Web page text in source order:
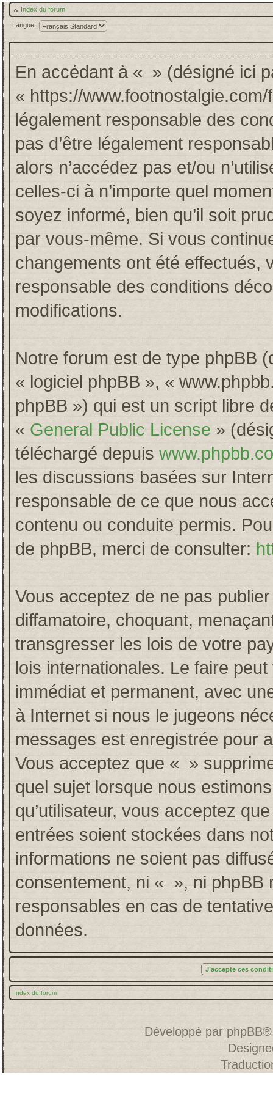
Index du forum
Langue:
En accédant à « » (désigné ici
« https://
légalement responsable des
pas d’être légalement
alors n’accédez pas et/ou
celles-ci à n’importe quel
soyez informé, bien qu’il soit
par vous-même. Si vous
changements ont été effectués,
responsable des conditions
modifications.
Notre forum est de type phpBB
« logiciel phpBB », «
phpBB ») qui est un script libre
« General Public License »
téléchargé depuis
les discussions basées sur
responsable de ce que nous
contenu ou conduite permis.
de phpBB, merci de consulter:
Vous acceptez de ne pas
diffamatoire, choquant,
transgresser les lois de votre
lois internationales. Le faire
immédiat et permanent, avec
à Internet si nous le jugeons
messages est enregistrée pour
Vous acceptez que « »
quel sujet lorsque nous
qu’utilisateur, vous acceptez
entrées soient stockées dans
informations ne soient pas
consentement, ni « », ni phpBB
responsables en cas de
données.
Index du forum
Développé par phpBB®